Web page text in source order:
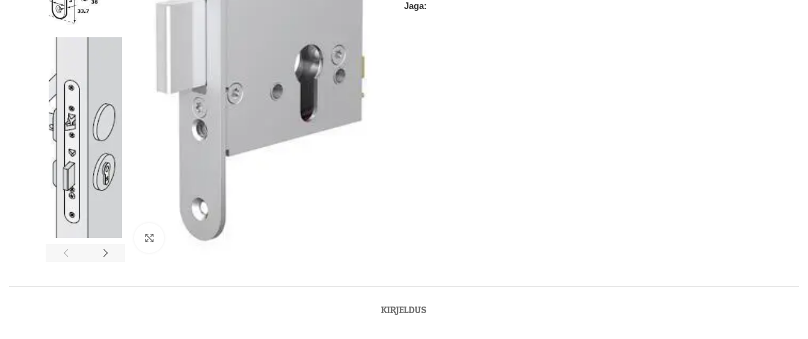
Suurenda
Jaga:
KIRJELDUS